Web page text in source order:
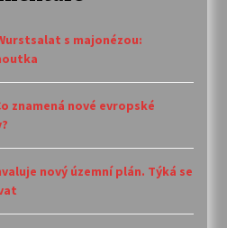
s majonézou:
znamená nové evropské
nový územní plán. Týká se